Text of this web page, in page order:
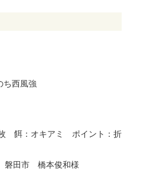
ち西風強
餌：オキアミ ポイント：折
磐田市 橋本俊和様